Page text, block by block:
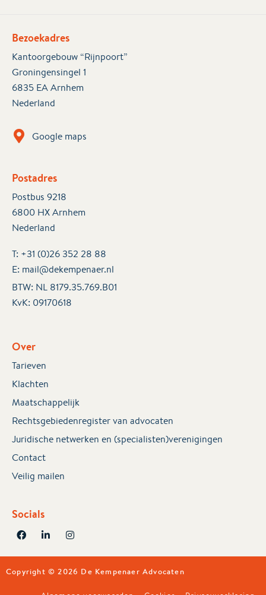
Bezoekadres
Kantoorgebouw “Rijnpoort”
Groningensingel 1
6835 EA Arnhem
Nederland
Google maps
Postadres
Postbus 9218
6800 HX Arnhem
Nederland
T: +31 (0)26 352 28 88
E: mail@dekempenaer.nl
BTW: NL 8179.35.769.B01
KvK: 09170618
Over
Tarieven
Klachten
Maatschappelijk
Rechtsgebiedenregister van advocaten
Juridische netwerken en (specialisten)verenigingen
Contact
Veilig mailen
Socials
Copyright © 2026 De Kempenaer Advocaten